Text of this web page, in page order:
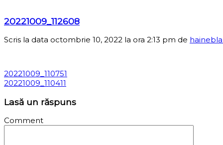
20221009_112608
Scris la data octombrie 10, 2022 la ora 2:13 pm de
20221009_110751
20221009_110411
Lasă un răspuns
Comment